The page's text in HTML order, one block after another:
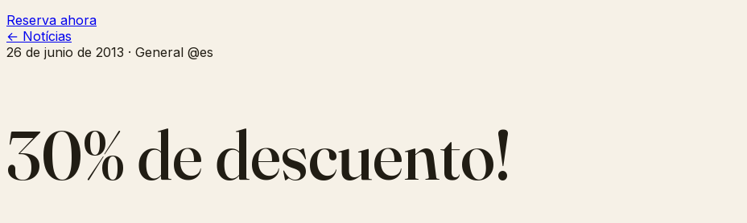
Reserva ahora
← Notícias
26 de junio de 2013 · General @es
30% de descuento!